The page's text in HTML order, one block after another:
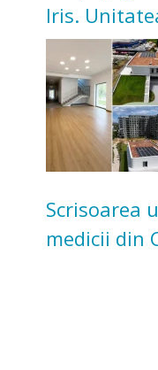
Iris.
pentru copii
Scrisoarea
medicii din